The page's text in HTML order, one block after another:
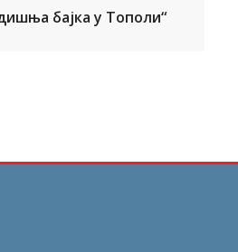
бајка у Тополи“